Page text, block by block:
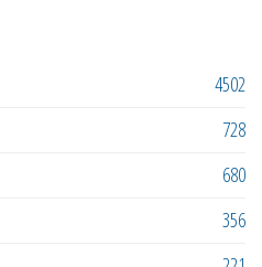
4502
728
680
356